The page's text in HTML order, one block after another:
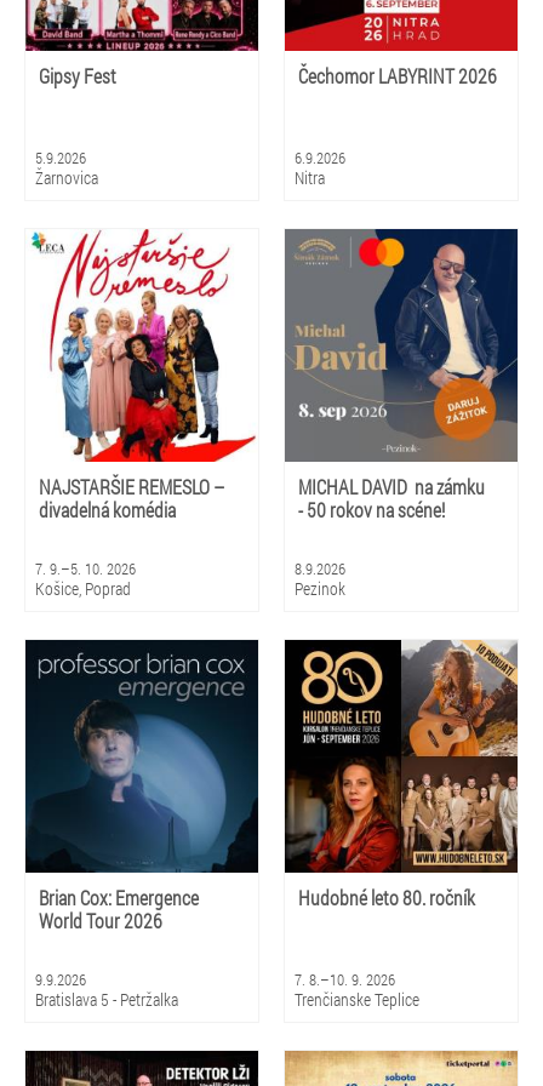
Gipsy Fest
5.9.2026
Žarnovica
Čechomor LABYRINT 2026
6.9.2026
Nitra
NAJSTARŠIE REMESLO –
divadelná komédia
7. 9.–5. 10. 2026
Košice, Poprad
MICHAL DAVID na zámku
- 50 rokov na scéne!
8.9.2026
Pezinok
Brian Cox: Emergence
World Tour 2026
9.9.2026
Bratislava 5 - Petržalka
Hudobné leto 80. ročník
7. 8.–10. 9. 2026
Trenčianske Teplice